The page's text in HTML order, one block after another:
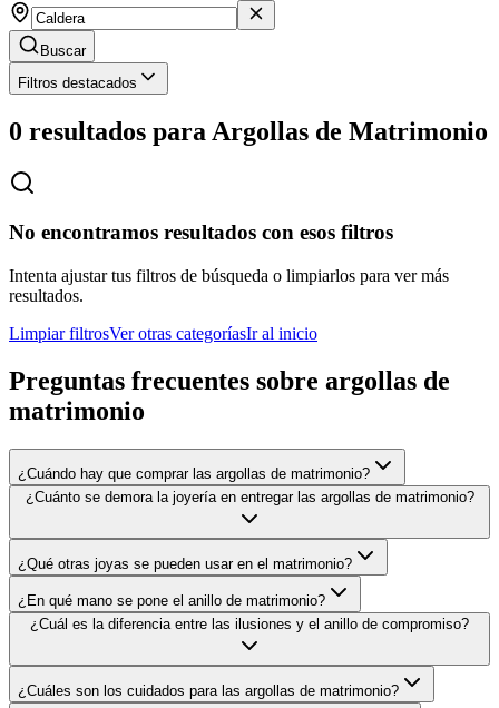
Buscar
Filtros destacados
0 resultados para Argollas de Matrimonio
No encontramos resultados con esos filtros
Intenta ajustar tus filtros de búsqueda o limpiarlos para ver más
resultados.
Limpiar filtrosVer otras categoríasIr al inicio
Preguntas frecuentes sobre argollas de
matrimonio
¿Cuándo hay que comprar las argollas de matrimonio?
¿Cuánto se demora la joyería en entregar las argollas de matrimonio?
¿Qué otras joyas se pueden usar en el matrimonio?
¿En qué mano se pone el anillo de matrimonio?
¿Cuál es la diferencia entre las ilusiones y el anillo de compromiso?
¿Cuáles son los cuidados para las argollas de matrimonio?